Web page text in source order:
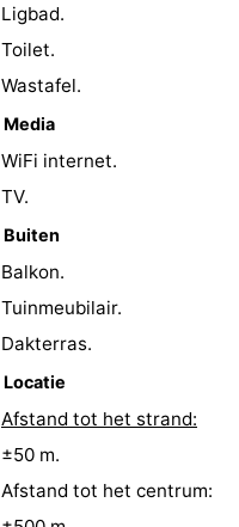
Ligbad.
Toilet.
Wastafel.
Media
WiFi internet.
TV.
Buiten
Balkon.
Tuinmeubilair.
Dakterras.
Locatie
Afstand tot het strand:
±50 m.
Afstand tot het centrum: